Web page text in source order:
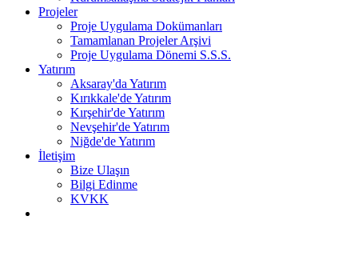
Projeler
Proje Uygulama Dokümanları
Tamamlanan Projeler Arşivi
Proje Uygulama Dönemi S.S.S.
Yatırım
Aksaray'da Yatırım
Kırıkkale'de Yatırım
Kırşehir'de Yatırım
Nevşehir'de Yatırım
Niğde'de Yatırım
İletişim
Bize Ulaşın
Bilgi Edinme
KVKK